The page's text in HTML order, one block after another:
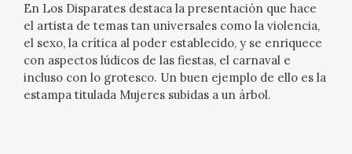
CATÁLOGO
GOYA EN EL MUNDO
GOYA EN ARAGÓN
En Los Disparates destaca la presentación que hace
el artista de temas tan universales como la violencia,
el sexo, la crítica al poder establecido, y se enriquece
con aspectos lúdicos de las fiestas, el carnaval e
incluso con lo grotesco. Un buen ejemplo de ello es la
estampa titulada Mujeres subidas a un árbol.